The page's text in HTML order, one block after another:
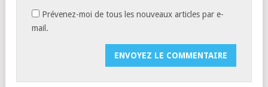
Prévenez-moi de tous les nouveaux articles par e-
mail.